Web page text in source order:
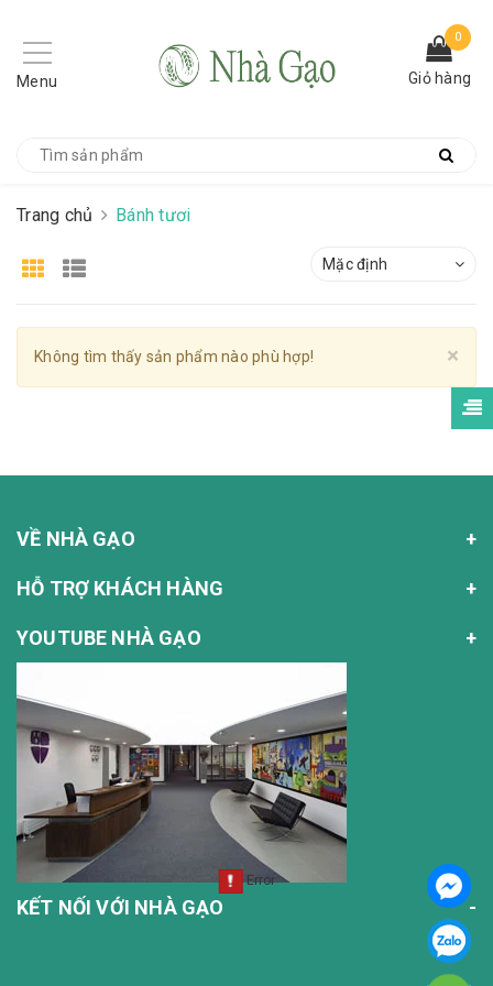
Menu
0
Giỏ hàng
Trang chủ Bánh tươi
Mặc định
×
Không tìm thấy sản phẩm nào phù hợp!
VỀ NHÀ GẠO
HỖ TRỢ KHÁCH HÀNG
YOUTUBE NHÀ GẠO
KẾT NỐI VỚI NHÀ GẠO